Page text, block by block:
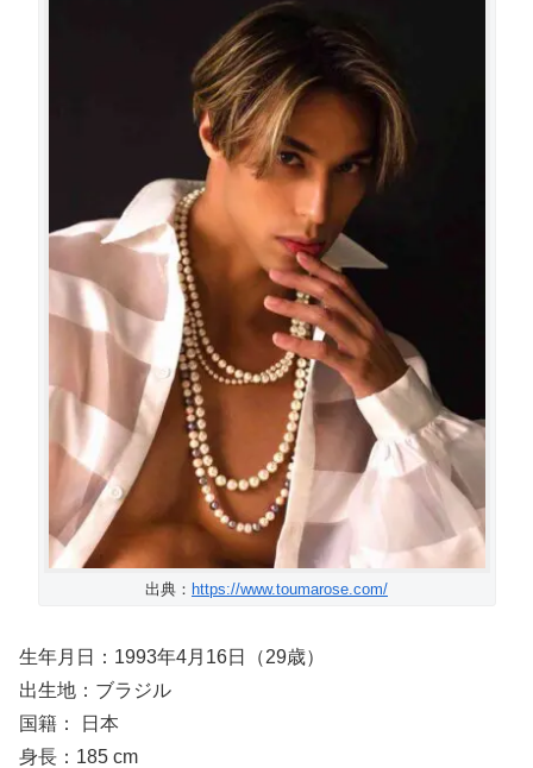
出典： https://www.toumarose.com/
生年月日：1993年4月16日（29歳）
出生地：ブラジル
国籍： 日本
身長：185 cm